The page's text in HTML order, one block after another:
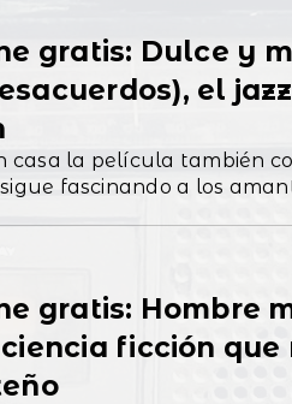
gratis: Dulce y
el
casa la película también
fascinando a los
gratis: Hombre
ficción que